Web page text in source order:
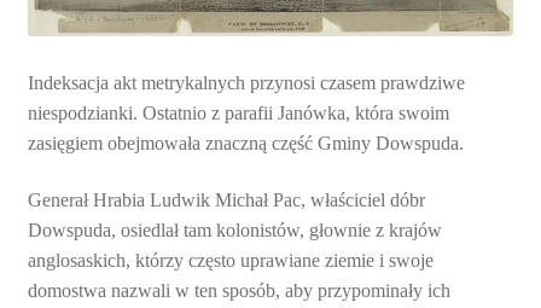
Indeksacja akt metrykalnych przynosi czasem prawdziwe
niespodzianki. Ostatnio z parafii Janówka, która swoim
zasięgiem obejmowała znaczną część Gminy Dowspuda.
Generał Hrabia Ludwik Michał Pac, właściciel dóbr
Dowspuda, osiedlał tam kolonistów, głownie z krajów
anglosaskich, którzy często uprawiane ziemie i swoje
domostwa nazwali w ten sposób, aby przypominały ich